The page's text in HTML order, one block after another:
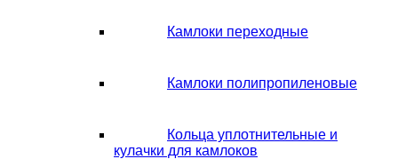
Камлоки переходные
Камлоки полипропиленовые
Кольца уплотнительные и
кулачки для камлоков